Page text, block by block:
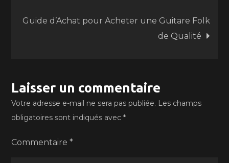
l’article
Guide d’Achat pour Acheter une Guitare Folk
de Qualité
Laisser un commentaire
Votre adresse e-mail ne sera pas publiée. Les champs
obligatoires sont indiqués avec*
Commentaire*